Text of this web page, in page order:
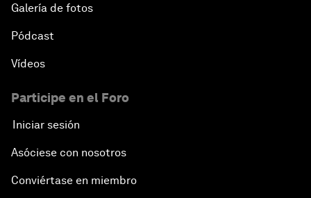
Galería de fotos
Pódcast
Vídeos
Participe en el Foro
Iniciar sesión
Asóciese con nosotros
Conviértase en miembro